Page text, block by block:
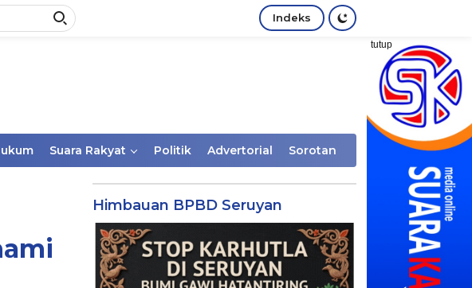
Indeks
tutup
Suara Rakyat Politik Advertorial Sorotan
Himbauan BPBD Seruyan